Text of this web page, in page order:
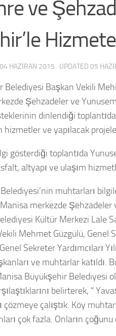
ve
04 HAZIRAN 2015 · UPDATED 05
Belediyesi Başkan Vekili
Şehzadeler ve
dinlendiği
ve yapılacak
gösterdiği toplantıda
altyapı ve ulaşım
muhtarları
merkezde
Kültür Merkezi Lale
Mehmet Güzgülü, Genel
Sekreter Yardımcıları
ve muhtarlar katıldı.
Büyükşehir Belediyesi
belirterek, “
çalıştık. Köy
çok fazla. Onların